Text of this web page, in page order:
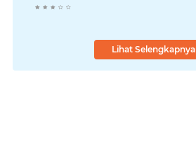
Lihat Selengkapnya